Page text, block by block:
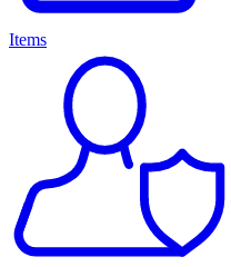
Items